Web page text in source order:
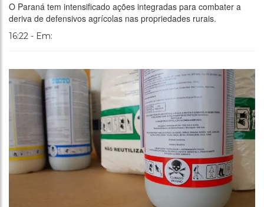
O Paraná tem intensificado ações integradas para combater a
deriva de defensivos agrícolas nas propriedades rurais.
16:22 - Em: